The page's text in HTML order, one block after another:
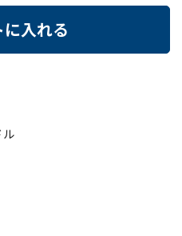
に入れる
ル